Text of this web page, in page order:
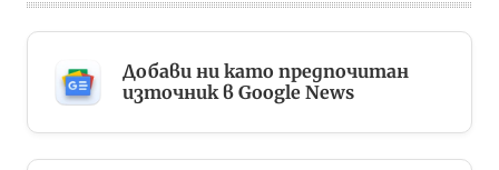
Добави ни като предпочитан
източник в Google News